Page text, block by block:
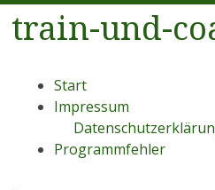
train-und-
Menü
Zum
Inhalt
Start
Impressum
Programmfehler